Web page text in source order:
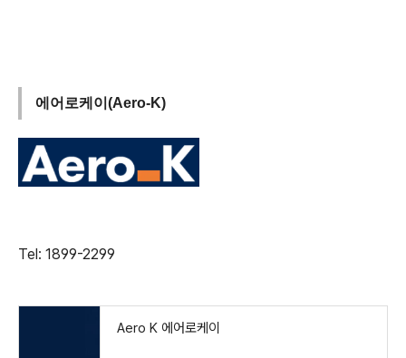
에어로케이(Aero-K)
Tel: 1899-2299
Aero K 에어로케이